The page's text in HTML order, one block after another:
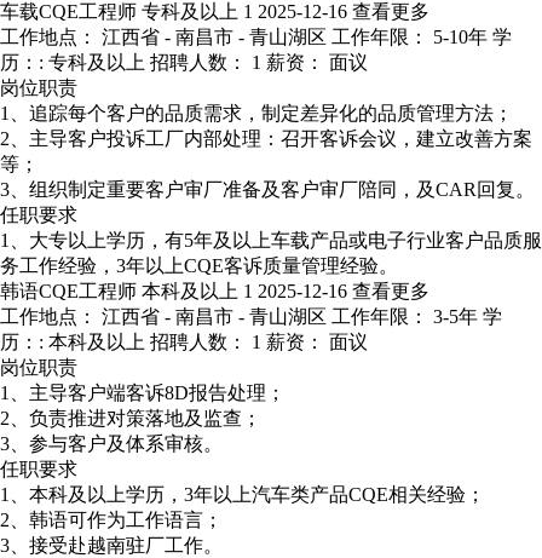
车载CQE工程师 专科及以上 1 2025-12-16 查看更多
工作地点： 江西省 - 南昌市 - 青山湖区 工作年限： 5-10年 学
历：: 专科及以上 招聘人数： 1 薪资： 面议
岗位职责
1、追踪每个客户的品质需求，制定差异化的品质管理方法；
2、主导客户投诉工厂内部处理：召开客诉会议，建立改善方案
等；
3、组织制定重要客户审厂准备及客户审厂陪同，及CAR回复。
任职要求
1、大专以上学历，有5年及以上车载产品或电子行业客户品质服
务工作经验，3年以上CQE客诉质量管理经验。
韩语CQE工程师 本科及以上 1 2025-12-16 查看更多
工作地点： 江西省 - 南昌市 - 青山湖区 工作年限： 3-5年 学
历：: 本科及以上 招聘人数： 1 薪资： 面议
岗位职责
1、主导客户端客诉8D报告处理；
2、负责推进对策落地及监查；
3、参与客户及体系审核。
任职要求
1、本科及以上学历，3年以上汽车类产品CQE相关经验；
2、韩语可作为工作语言；
3、接受赴越南驻厂工作。